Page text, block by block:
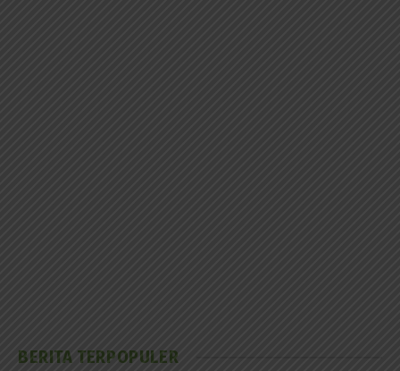
BERITA TERPOPULER